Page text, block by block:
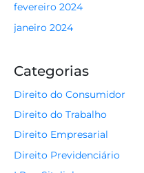
fevereiro 2024
janeiro 2024
Categorias
Direito do Consumidor
Direito do Trabalho
Direito Empresarial
Direito Previdenciário